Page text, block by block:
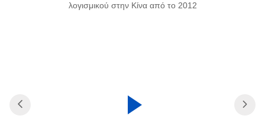
λογισμικού στην Κίνα από το 2012